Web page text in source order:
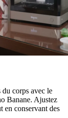
corps avec le
Banane. Ajustez
en conservant des